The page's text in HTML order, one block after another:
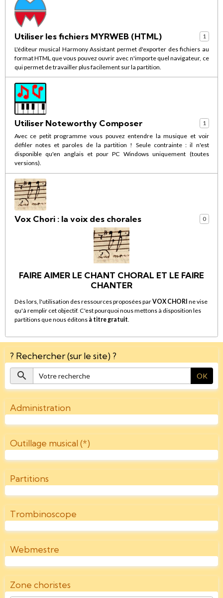
Utiliser les fichiers MYRWEB (HTML)
1
L'éditeur musical Harmony Assistant permet d'exporter des fichiers au
format HTML que vous pouvez ouvrir avec n'importe quel navigateur, ce
qui permet de travailler plus facilement sur la partition.
Utiliser Noteworthy Composer
1
Avec ce petit programme vous pouvez entendre la musique et voir
défiler notes et paroles de la partition ! Seule contrainte : il n'est
disponible qu'en anglais et pour PC Windows uniquement (toutes
versions).
Vox Chori : la voix des chorales 0
FAIRE AIMER LE CHANT CHORAL ET LE FAIRE
CHANTER
Dès lors, l'utilisation des ressources proposées parVOX CHORI ne vise
qu'à remplir cet objectif. C'est pourquoi nous mettons à disposition les
partitions que nous éditons à titre gratuit.
? Rechercher (sur le site) ?
OK
Administration
Outillage musical (*)
Partitions
Trombinoscope
Webmestre
Zone choristes